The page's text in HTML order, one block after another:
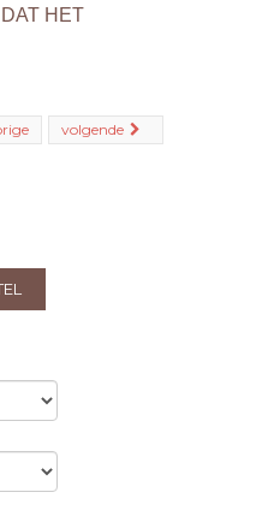
HET
volgende